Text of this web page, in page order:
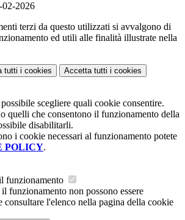
2026
terzi da questo utilizzati si avvalgono di
ed utili alle finalità illustrate nella
tutti i cookies Accetta tutti i cookies
scegliere quali cookie consentire.
quelli che consentono il funzionamento della
disabilitarli.
i cookie necessari al funzionamento potete
POLICY.
funzionamento
funzionamento non possono essere
consultare l'elenco nella pagina della cookie